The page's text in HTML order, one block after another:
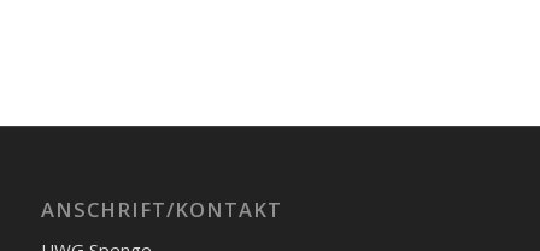
ANSCHRIFT/KONTAKT